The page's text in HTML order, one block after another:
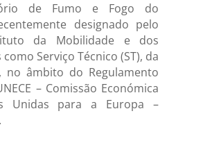
de Fumo e Fogo do
designado pelo
da Mobilidade e dos
Serviço Técnico (ST), da
no âmbito do Regulamento
– Comissão Económica
Unidas para a Europa –